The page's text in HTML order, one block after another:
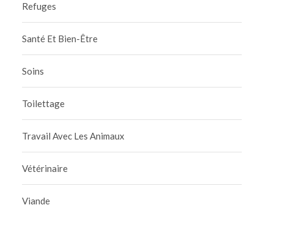
Refuges
Santé Et Bien-Être
Soins
Toilettage
Travail Avec Les Animaux
Vétérinaire
Viande